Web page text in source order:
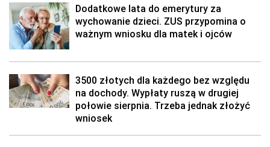
Dodatkowe lata do emerytury za
wychowanie dzieci. ZUS przypomina o
ważnym wniosku dla matek i ojców
3500 złotych dla każdego bez względu
na dochody. Wypłaty ruszą w drugiej
połowie sierpnia. Trzeba jednak złożyć
wniosek